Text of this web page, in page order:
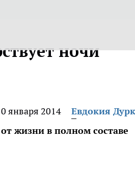
ночи
января 2014
Евдокия
жизни в полном составе